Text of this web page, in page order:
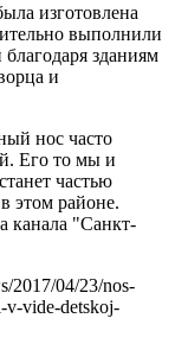
изготовлена
выполнили
зданиям
и
нос часто
Его то мы и
частью
этом районе.
канала "Санкт-
2017/04/23/nos-
v-vide-detskoj-